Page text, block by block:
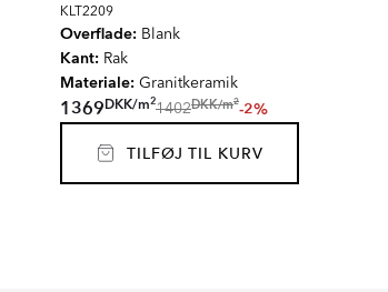
KLT2209
Overflade: Blank
Kant: Rak
Materiale: Granitkeramik
1369DKK/m21402DKK/m2-2%
TILFØJ TIL KURV